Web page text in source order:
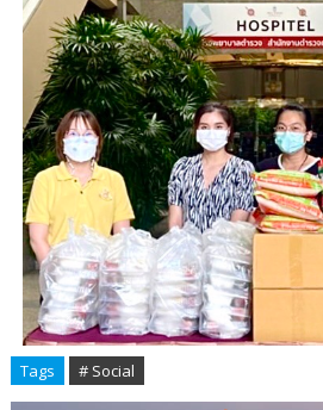
Tags # Social